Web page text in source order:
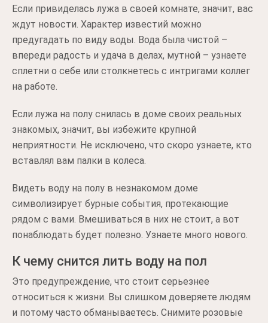
Если привиделась лужа в своей комнате, значит, вас
ждут новости. Характер известий можно
предугадать по виду воды. Вода была чистой –
впереди радость и удача в делах, мутной – узнаете
сплетни о себе или столкнетесь с интригами коллег
на работе.
Если лужа на полу снилась в доме своих реальных
знакомых, значит, вы избежите крупной
неприятности. Не исключено, что скоро узнаете, кто
вставлял вам палки в колеса.
Видеть воду на полу в незнакомом доме
символизирует бурные события, протекающие
рядом с вами. Вмешиваться в них не стоит, а вот
понаблюдать будет полезно. Узнаете много нового.
К чему снится лить воду на пол
Это предупреждение, что стоит серьезнее
относиться к жизни. Вы слишком доверяете людям
и потому часто обманываетесь. Снимите розовые